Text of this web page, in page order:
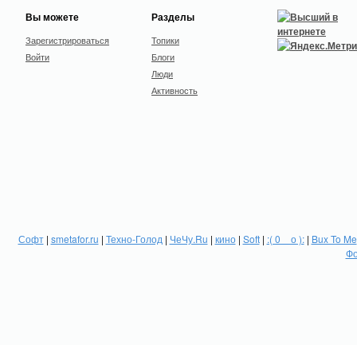
Вы можете
Зарегистрироваться
Войти
Разделы
Топики
Блоги
Люди
Активность
Софт| smetafor.ru | Техно-Голод | ЧеЧу.Ru | кино| Soft| :( 0 _ о ):| Bux To Me